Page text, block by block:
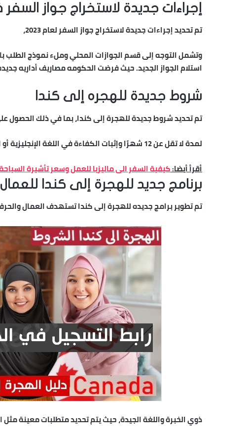
إجراءات جديدة لاستخراج جواز السفر في
تم تحديد إجراءات جديدة لاستخراج جواز السفر لعام 2023،
وتشمل التوجه إلى قسم الجوازات المحلي وملء نموذج الطلب
استلام الجواز الجديد. حيث فرضت الحكومه مصاريف أداريه
شروط جديدة للهجره إلى كندا
تم تحديد شروط جديدة للهجرة إلى كندا، بما في ذلك الحصول
لمدة لا تقل عن 12 شهرًا وإثبات الكفاءة في اللغة الإنجليزية أو الفرنسية والتنوي عيش خارج كيبيك.
أقرأ أيضا:كيفية السفر الى ماليزيا للعمل وسعر تأشيرة السياحة
برنامج جديد للهجرة إلى كندا
تم تطوير برامج جديده للهجرة إلى كندا تستهدف العمال
ذوي الخبرة واللغة الجيدة، حيث يتم تحديد متطلبات معينة